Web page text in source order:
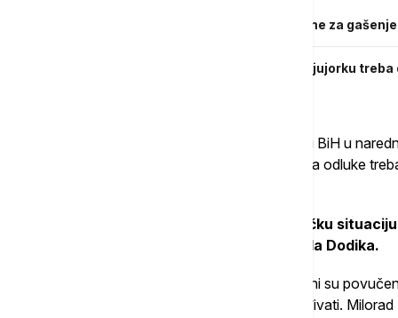
Kalabuhov: Odlaskom Šmita došlo vreme za
Ostavka Šmita uoči sednice SB UN: U Njujorku
Brus je dodala da bi međunarodna uloga u BiH u
podršku, a ne na upravljanje", uz poruku da odluke
U delu izlaganja osvrnula se i na političku
vezala za političko povlačenje Milorada Dodika.
"Sporni zakoni u RS, secesionistički zakoni su
zajednicama, ako njihovi lideri mogu sarađivati.